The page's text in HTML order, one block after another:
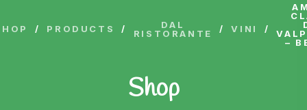
/ PRODUCTS /
DAL
RISTORANTE
/ VINI /
–
Shop